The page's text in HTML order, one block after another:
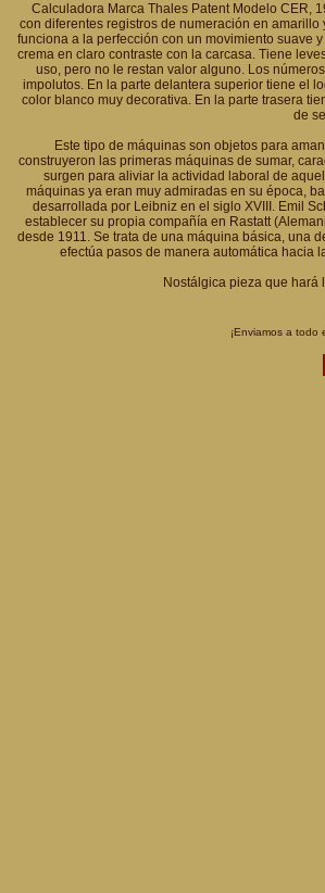
Calculadora Marca Thales Patent Modelo CER,
con diferentes registros de numeración en
funciona a la perfección con un movimiento suave
crema en claro contraste con la carcasa. Tiene
uso, pero no le restan valor alguno. Los
impolutos. En la parte delantera superior tiene el
color blanco muy decorativa. En la parte trasera
de
Este tipo de máquinas son objetos para
construyeron las primeras máquinas de sumar,
surgen para aliviar la actividad laboral de
máquinas ya eran muy admiradas en su época,
desarrollada por Leibniz en el siglo XVIII. Emil
establecer su propia compañía en Rastatt
desde 1911. Se trata de una máquina básica, una
efectúa pasos de manera automática hacia
Nostálgica pieza que
¡Enviamos a todo